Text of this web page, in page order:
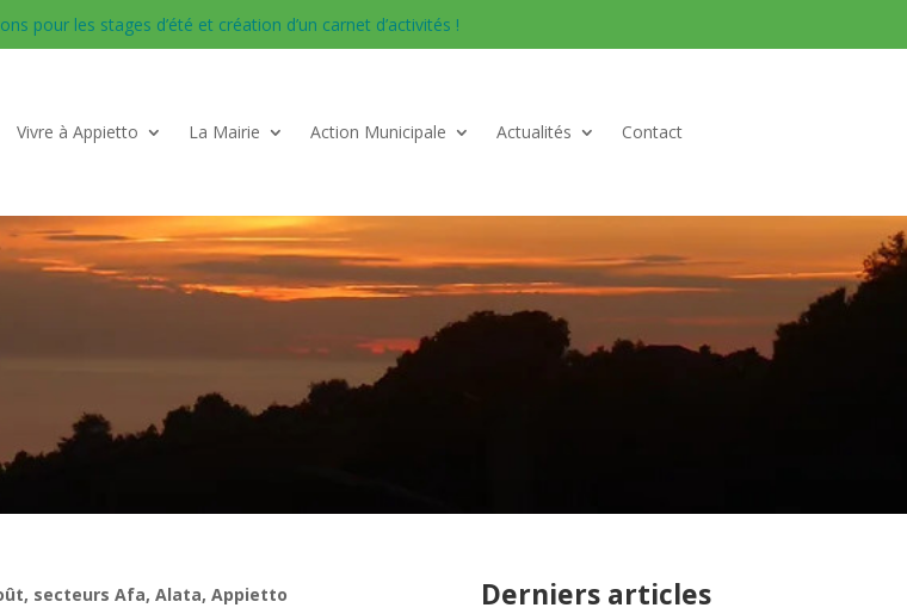
pour les stages d’été et création d’un carnet d’activités !
Vivre à Appietto La Mairie Action Municipale Actualités Contact
secteurs Afa, Alata, Appietto Derniers articles